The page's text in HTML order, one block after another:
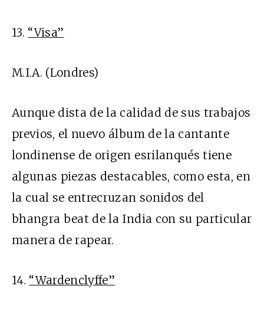
13. “Visa”
M.I.A. (Londres)
Aunque dista de la calidad de sus trabajos
previos, el nuevo álbum de la cantante
londinense de origen esrilanqués tiene
algunas piezas destacables, como esta, en
la cual se entrecruzan sonidos del
bhangra beat de la India con su particular
manera de rapear.
14. “Wardenclyffe”